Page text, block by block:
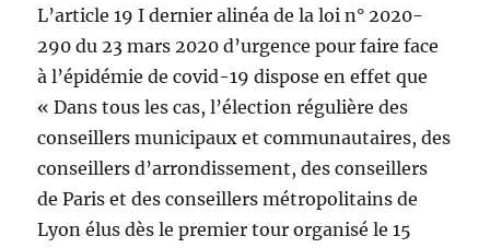
L’article 19 I dernier alinéa de la loi n° 2020-
290 du 23 mars 2020 d’urgence pour faire face
à l’épidémie de covid-19 dispose en effet que
« Dans tous les cas, l’élection régulière des
conseillers municipaux et communautaires, des
conseillers d’arrondissement, des conseillers
de Paris et des conseillers métropolitains de
Lyon élus dès le premier tour organisé le 15